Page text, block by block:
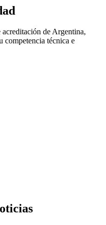
de Argentina,
competencia técnica e